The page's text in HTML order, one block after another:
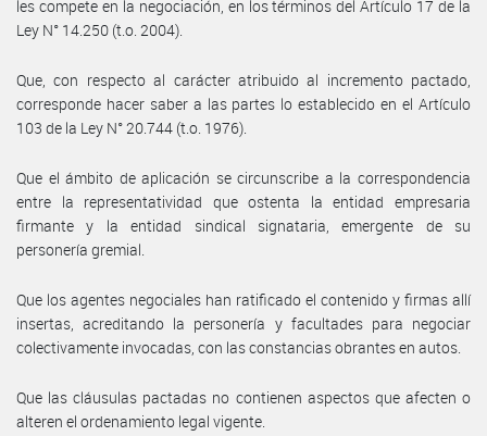
les compete en la negociación, en los términos del Artículo 17 de la
Ley N° 14.250 (t.o. 2004).
Que, con respecto al carácter atribuido al incremento pactado,
corresponde hacer saber a las partes lo establecido en el Artículo
103 de la Ley N° 20.744 (t.o. 1976).
Que el ámbito de aplicación se circunscribe a la correspondencia
entre la representatividad que ostenta la entidad empresaria
firmante y la entidad sindical signataria, emergente de su
personería gremial.
Que los agentes negociales han ratificado el contenido y firmas allí
insertas, acreditando la personería y facultades para negociar
colectivamente invocadas, con las constancias obrantes en autos.
Que las cláusulas pactadas no contienen aspectos que afecten o
alteren el ordenamiento legal vigente.